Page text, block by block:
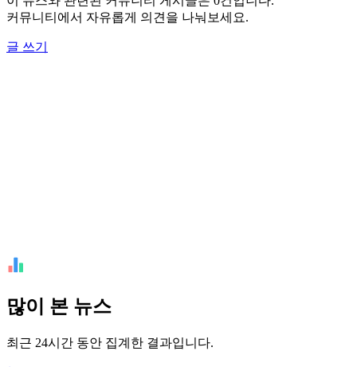
커뮤니티에서 자유롭게 의견을 나눠보세요.
글 쓰기
많이 본 뉴스
최근 24시간 동안 집계한 결과입니다.